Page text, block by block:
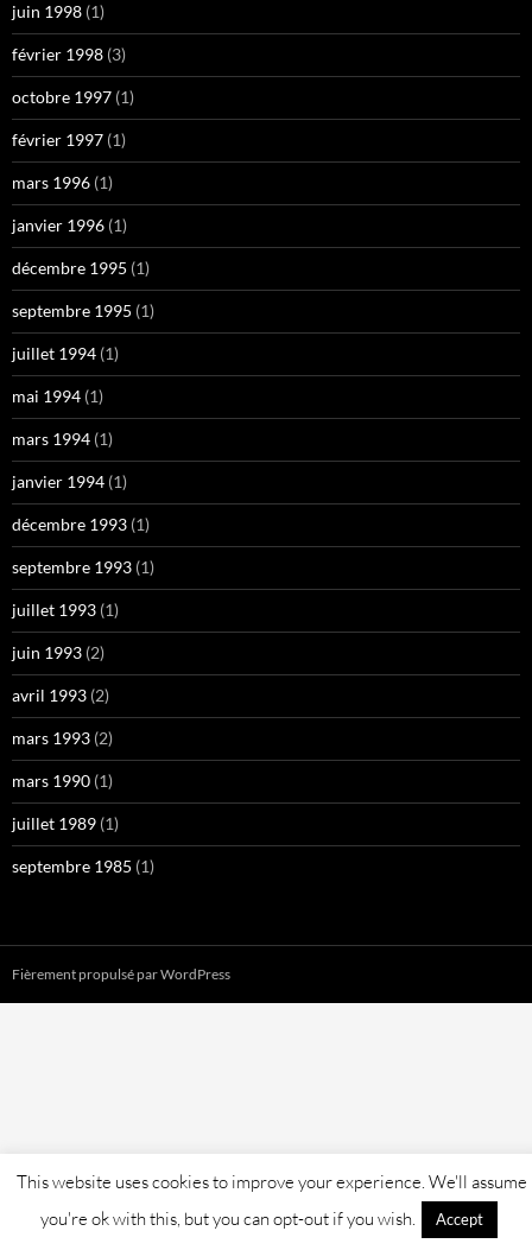
juin 1998 (1)
février 1998 (3)
octobre 1997 (1)
février 1997 (1)
mars 1996 (1)
janvier 1996 (1)
décembre 1995 (1)
septembre 1995 (1)
juillet 1994 (1)
mai 1994 (1)
mars 1994 (1)
janvier 1994 (1)
décembre 1993 (1)
septembre 1993 (1)
juillet 1993 (1)
juin 1993 (2)
avril 1993 (2)
mars 1993 (2)
mars 1990 (1)
juillet 1989 (1)
septembre 1985 (1)
Fièrement propulsé par WordPress
This website uses cookies to improve your experience. We'll assume
you're ok with this, but you can opt-out if you wish.
Accept